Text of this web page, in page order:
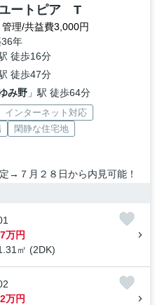
ートピア T
管理/共益費3,000円
年
徒歩16分
徒歩47分
み野」駅 徒歩64分
インターネット対応
閑静な住宅地
→７月２８日から内見可能！
万円
㎡ (2DK)
万円